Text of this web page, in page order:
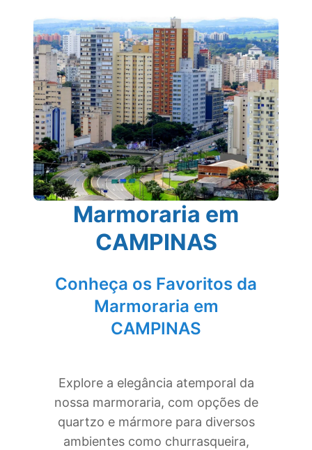
Marmoraria em
CAMPINAS
Conheça os Favoritos da
Marmoraria em
CAMPINAS
Explore a elegância atemporal da
nossa marmoraria, com opções de
quartzo e mármore para diversos
ambientes como churrasqueira,